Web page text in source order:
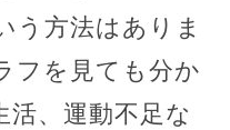
う方法はありま
フを見ても分か
活、運動不足な